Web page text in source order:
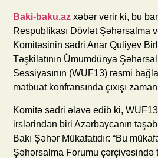
Baki-baku.az xəbər verir ki, bu
Respublikası Dövlət Şəhərsalma
Komitəsinin sədri Anar Quliyev
Təşkilatının Ümumdünya
Sessiyasının (WUF13) rəsmi
mətbuat konfransında çıxışı
Komitə sədri əlavə edib ki,
irslərindən biri Azərbaycanın
Bakı Şəhər Mükafatıdır: “Bu
Şəhərsalma Forumu çərçivəsində